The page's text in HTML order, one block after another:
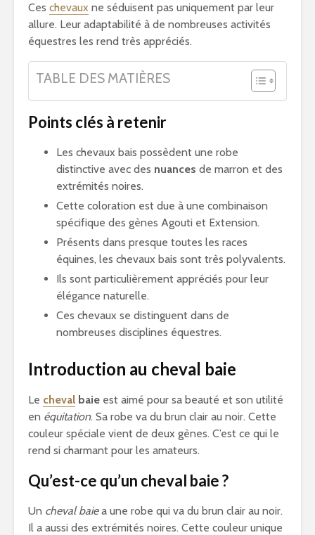
Ces chevaux ne séduisent pas uniquement par leur
allure. Leur adaptabilité à de nombreuses activités
équestres les rend très appréciés.
TABLE DES MATIÈRES
Points clés à retenir
Les chevaux bais possèdent une robe
distinctive avec des nuances de marron et des
extrémités noires.
Cette coloration est due à une combinaison
spécifique des gènes Agouti et Extension.
Présents dans presque toutes les races
équines, les chevaux bais sont très polyvalents.
Ils sont particulièrement appréciés pour leur
élégance naturelle.
Ces chevaux se distinguent dans de
nombreuses disciplines équestres.
Introduction au cheval baie
Le cheval baie est aimé pour sa beauté et son utilité
en équitation. Sa robe va du brun clair au noir. Cette
couleur spéciale vient de deux gènes. C’est ce qui le
rend si charmant pour les amateurs.
Qu’est-ce qu’un cheval baie ?
Un cheval baiea une robe qui va du brun clair au noir.
Il a aussi des extrémités noires. Cette couleur unique